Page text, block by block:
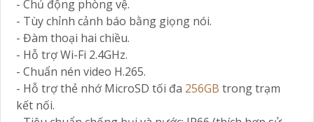
- Chủ động phòng vệ.
- Tùy chỉnh cảnh báo bằng giọng nói.
- Đàm thoại hai chiều.
- Hỗ trợ Wi-Fi 2.4GHz.
- Chuẩn nén video H.265.
- Hỗ trợ thẻ nhớ MicroSD tối đa 256GB trong trạm
kết nối.